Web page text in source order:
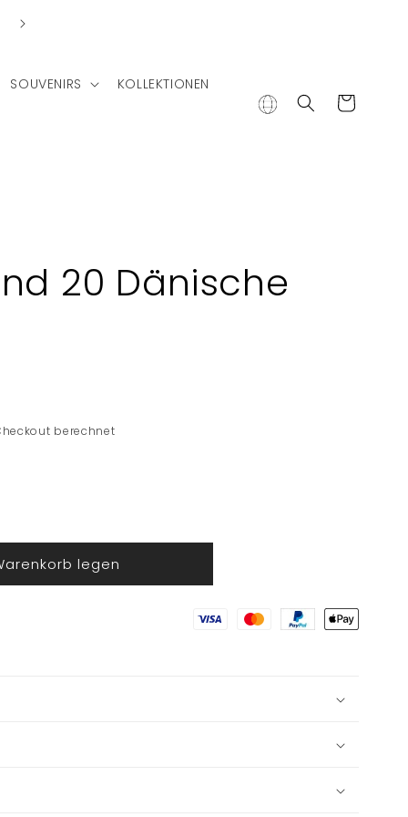
SOUVENIRS KOLLEKTIONEN
Warenkorb
20 Dänische
berechnet
legen